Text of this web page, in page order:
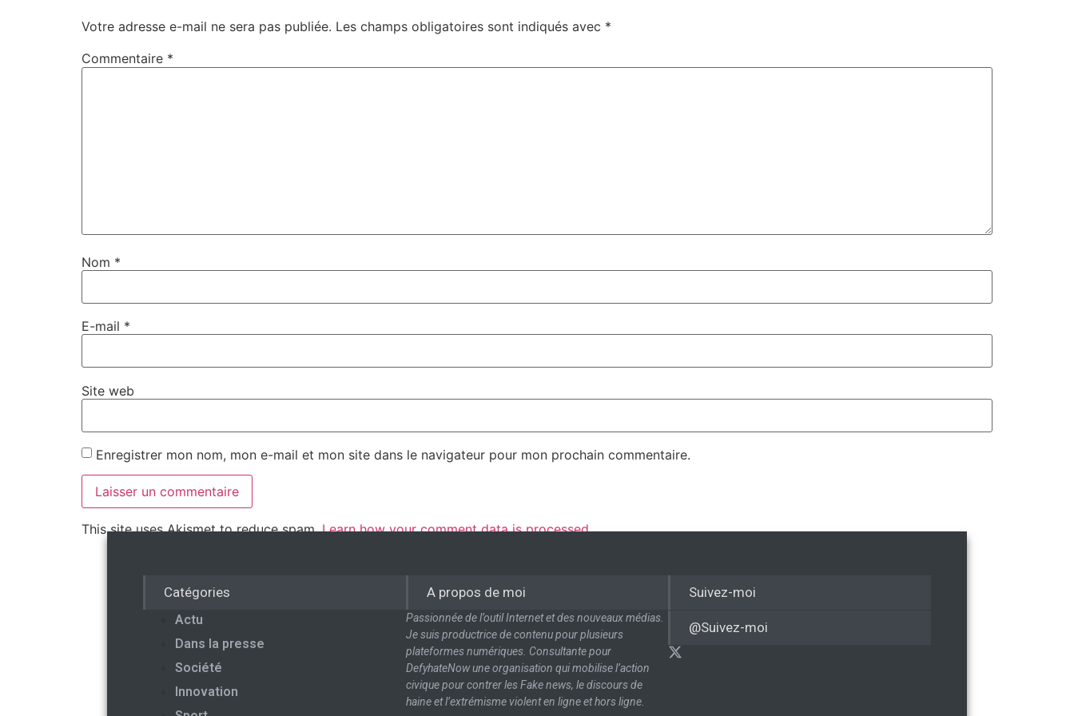
Votre adresse e-mail ne sera pas publiée. Les champs obligatoires sont indiqués avec *
Commentaire *
Nom *
E-mail *
Site web
Enregistrer mon nom, mon e-mail et mon site dans le navigateur pour mon prochain commentaire.
This site uses Akismet to reduce spam.Learn how your comment data is processed.
Catégories
Actu
Dans la presse
Société
Innovation
A propos de moi
Passionnée de l’outil Internet et des nouveaux médias.
Je suis productrice de contenu pour plusieurs
plateformes numériques. Consultante pour
DefyhateNow une organisation qui mobilise l’action
civique pour contrer les Fake news, le discours de
haine et l’extrémisme violent en ligne et hors ligne.
Suivez-moi
@Suivez-moi